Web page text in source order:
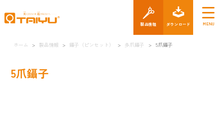
ホーム > 製品情報 > 鑷子（ピンセット） > 多爪鑷子 > 5爪鑷子
5爪鑷子